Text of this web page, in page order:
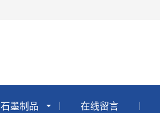
石墨制品 在线留言